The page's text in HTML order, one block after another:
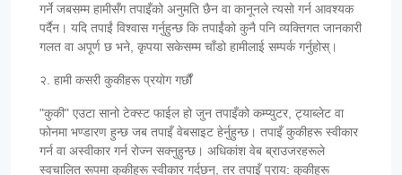
गर्ने जबसम्म हामीसँग तपाइँको अनुमति छैन वा कानूनले त्यसो गर्न आवश्यक
पर्दैन। यदि तपाईं विश्वास गर्नुहुन्छ कि तपाईंको कुनै पनि व्यक्तिगत जानकारी
गलत वा अपूर्ण छ भने, कृपया सकेसम्म चाँडो हामीलाई सम्पर्क गर्नुहोस्।
२. हामी कसरी कुकीहरू प्रयोग गर्छौं
"कुकी" एउटा सानो टेक्स्ट फाईल हो जुन तपाइँको कम्प्युटर, ट्याब्लेट वा
फोनमा भण्डारण हुन्छ जब तपाइँ वेबसाइट हेर्नुहुन्छ। तपाइँ कुकीहरू स्वीकार
गर्न वा अस्वीकार गर्न रोज्न सक्नुहुन्छ। अधिकांश वेब ब्राउजरहरूले
स्वचालित रूपमा कुकीहरू स्वीकार गर्दछन्, तर तपाइँ प्राय: कुकीहरू